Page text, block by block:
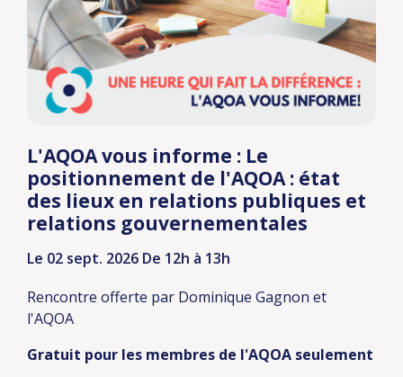
L'AQOA vous informe : Le
positionnement de l'AQOA : état
des lieux en relations publiques et
relations gouvernementales
Le 02 sept. 2026 De 12h à 13h
Rencontre offerte par Dominique Gagnon et
l'AQOA
Gratuit pour les membres de l'AQOA seulement